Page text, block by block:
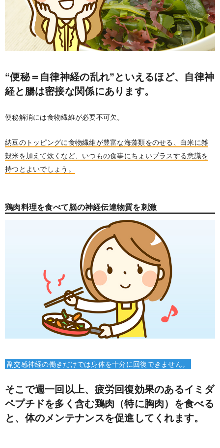
“便秘＝自律神経の乱れ”といえるほど、自律神
経と腸は密接な関係にあります。
便秘解消には食物繊維が必要不可欠。
納豆のトッピングに食物繊維が豊富な海藻類をのせる、白米に雑
穀米を加えて炊くなど、いつもの食事にちょいプラスする意識を
持つとよいでしょう。
鶏肉料理を食べて脳の神経伝達物質を刺激
副交感神経の働きだけでは身体を十分に回復できません。
そこで週一回以上、疲労回復効果のあるイミダ
ペプチドを多く含む鶏肉（特に胸肉）を食べる
と、体のメンテナンスを促進してくれます。